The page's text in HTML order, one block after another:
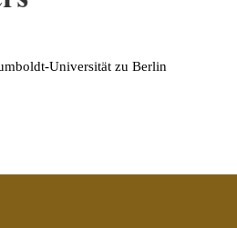
Universität zu Berlin